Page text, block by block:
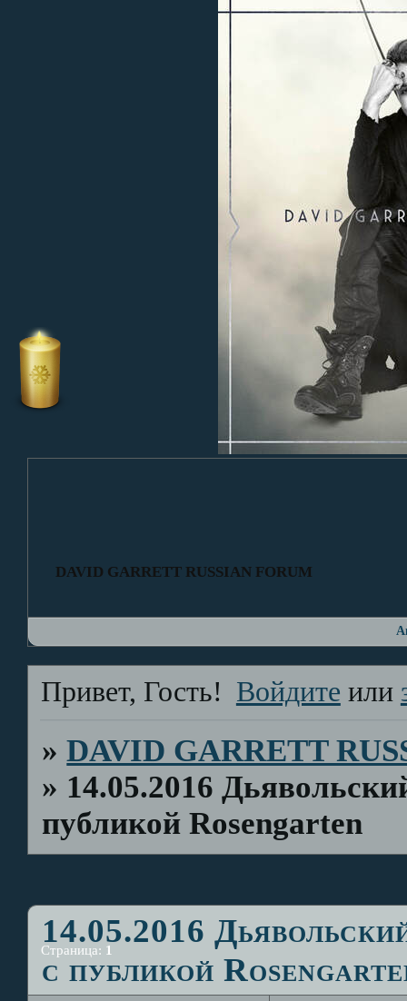
DAVID GARRETT RUSSIAN FORUM
Привет, Гость! Войдите или
»DAVID GARRETT
» 14.05.2016
публикой Rosengarten
14.05.2016
с публикой
Страница: 1